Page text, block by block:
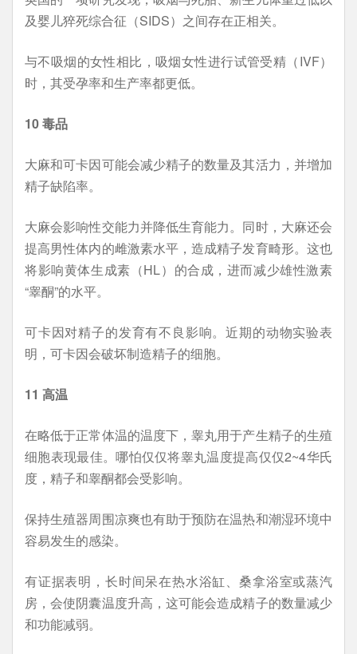
及婴儿猝死综合征（SIDS）之间存在正相关。
与不吸烟的女性相比，吸烟女性进行试管受精（IVF）
时，其受孕率和生产率都更低。
10 毒品
大麻和可卡因可能会减少精子的数量及其活力，并增加
精子缺陷率。
大麻会影响性交能力并降低生育能力。同时，大麻还会
提高男性体内的雌激素水平，造成精子发育畸形。这也
将影响黄体生成素（HL）的合成，进而减少雄性激素
“睾酮”的水平。
可卡因对精子的发育有不良影响。近期的动物实验表
明，可卡因会破坏制造精子的细胞。
11 高温
在略低于正常体温的温度下，睾丸用于产生精子的生殖
细胞表现最佳。哪怕仅仅将睾丸温度提高仅仅2~4华氏
度，精子和睾酮都会受影响。
保持生殖器周围凉爽也有助于预防在温热和潮湿环境中
容易发生的感染。
有证据表明，长时间呆在热水浴缸、桑拿浴室或蒸汽
房，会使阴囊温度升高，这可能会造成精子的数量减少
和功能减弱。